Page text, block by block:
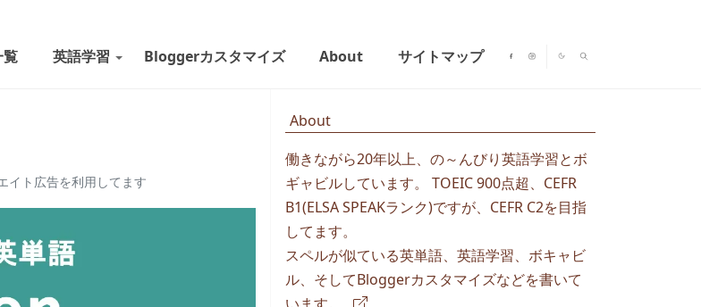
覧 英語学習 Bloggerカスタマイズ About サイトマップ
イト広告を利用してます
About
働きながら20年以上、の～んびり英語学習とボ
ギャビルしています。 TOEIC 900点超、CEFR
B1(ELSA SPEAKランク)ですが、CEFR C2を目指
してます。
スペルが似ている英単語、英語学習、ボキャビ
ル、そしてBloggerカスタマイズなどを書いて